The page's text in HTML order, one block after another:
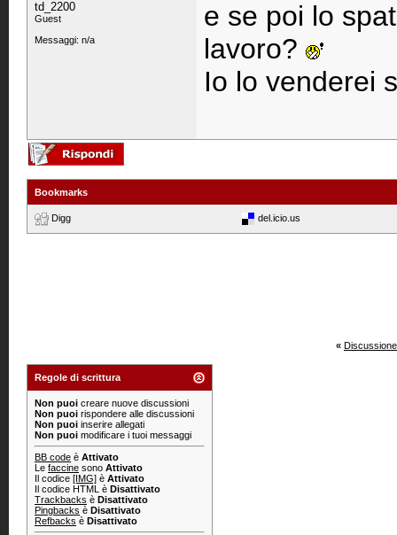
td_2200
Guest
Messaggi: n/a
e se poi lo
lavoro?
Io lo venderei
Bookmarks
Digg del.icio.us
«
Regole di scrittura
Non puoi creare nuove discussioni
Non puoi rispondere alle discussioni
Non puoi inserire allegati
Non puoi modificare i tuoi messaggi
BB code è Attivato
Le faccine sono Attivato
Il codice [IMG] è Attivato
Il codice HTML è Disattivato
Trackbacks è Disattivato
Pingbacks è Disattivato
Refbacks è Disattivato